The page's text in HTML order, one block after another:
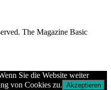
The Magazine Basic
Sie die Website weiter
von Cookies zu. Akzeptieren